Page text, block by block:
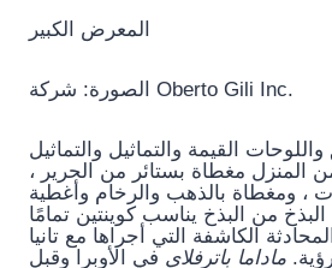
المعرض الكبير
الصورة: شركة Oberto Gili Inc.
القيمة والتماثيل والتماثيل
المنزل مغطاة بستائر من الحرير ،
، ومغطاة بالذهب والرخام وأغطية
البذخ من البذخ يناسب كوينتين تمامًا
الكاشفة التي أجراها مع تانيا
ماداما باترفلاي في الأوبرا وقبل